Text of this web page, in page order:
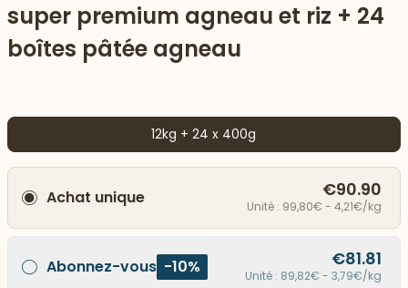
vers le bas
super premium agneau et riz + 24
boîtes pâtée agneau
12kg + 24 x 400g
Achat unique €90.90
Unité : 99,80€ - 4,21€/kg
Abonnez-vous -10% €81.81
Unité : 89,82€ - 3,79€/kg